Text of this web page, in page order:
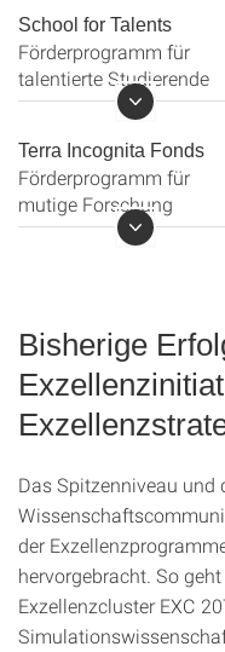
von intelligenten
SRF IRIS
School for Talents
Förderprogramm für
talentierte Studierende
Terra Incognita Fonds
Förderprogramm für
mutige Forschung
Bisherige
Das Spitzenniveau und
der
hervorgebracht. So
Exzellenzcluster EXC